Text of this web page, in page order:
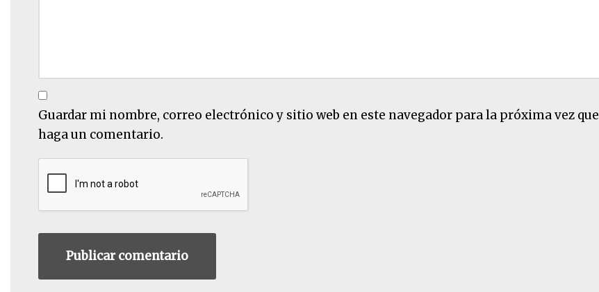
Guardar mi nombre, correo electrónico y sitio web en este navegador para la próxima vez que
haga un comentario.